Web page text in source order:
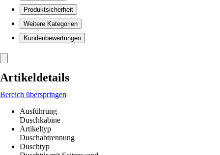
Produktsicherheit
Weitere Kategorien
Kundenbewertungen
Artikeldetails
Bereich überspringen
Ausführung
Duschkabine
Artikeltyp
Duschabtrennung
Duschtyp